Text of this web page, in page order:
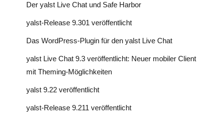
Der yalst Live Chat und Safe Harbor
yalst-Release 9.301 veröffentlicht
Das WordPress-Plugin für den yalst Live Chat
yalst Live Chat 9.3 veröffentlicht: Neuer mobiler Client
mit Theming-Möglichkeiten
yalst 9.22 veröffentlicht
yalst-Release 9.211 veröffentlicht